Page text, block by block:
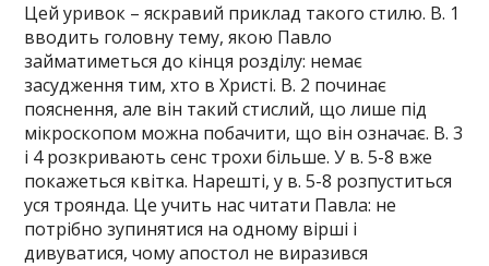
Цей уривок – яскравий приклад такого стилю. В. 1
вводить головну тему, якою Павло
займатиметься до кінця розділу: немає
засудження тим, хто в Христі. В. 2 починає
пояснення, але він такий стислий, що лише під
мікроскопом можна побачити, що він означає. В. 3
і 4 розкривають сенс трохи більше. У в. 5-8 вже
покажеться квітка. Нарешті, у в. 5-8 розпуститься
уся троянда. Це учить нас читати Павла: не
потрібно зупинятися на одному вірші і
дивуватися, чому апостол не виразився